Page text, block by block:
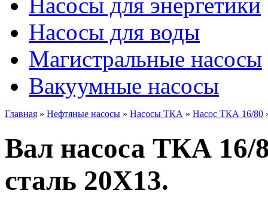
Насосы для воды
Магистральные насосы
Вакуумные насосы
Главная » Нефтяные насосы » Насосы ТКА » Насос ТКА 16/80
Вал насоса ТКА 16/
сталь 20Х13.